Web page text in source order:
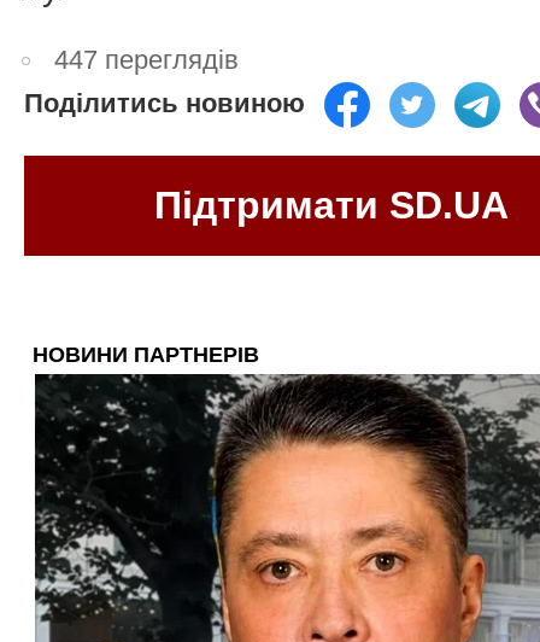
447 переглядів
Поділитись новиною
Підтримати SD.UA